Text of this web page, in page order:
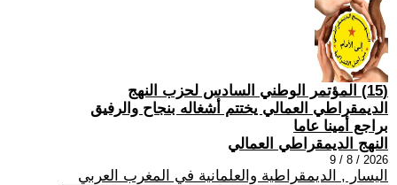
(15) المؤتمر الوطني السادس لحزب النهج
الديمقراطي العمالي يختتم أشغاله بنجاح والرفيق
براجع أمينا عاما
النهج الديمقراطي العمالي
2026 / 8 / 9
اليسار , الديمقراطية والعلمانية في المغرب العربي